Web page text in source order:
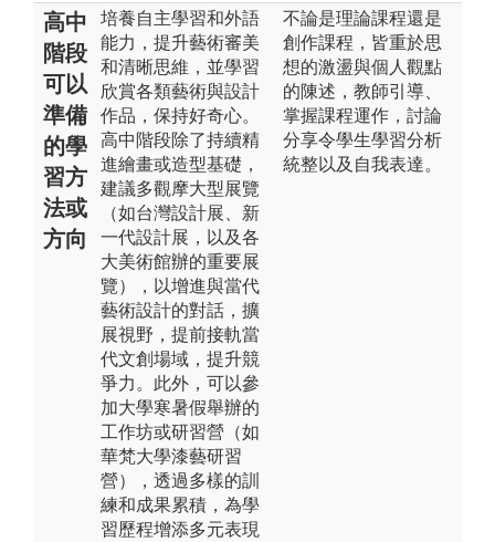
高中
階段
可以
準備
的學
習方
法或
方向
培養自主學習和外語
能力，提升藝術審美
和清晰思維，並學習
欣賞各類藝術與設計
作品，保持好奇心。
高中階段除了持續精
進繪畫或造型基礎，
建議多觀摩大型展覽
（如台灣設計展、新
一代設計展，以及各
大美術館辦的重要展
覽），以增進與當代
藝術設計的對話，擴
展視野，提前接軌當
代文創場域，提升競
爭力。此外，可以參
加大學寒暑假舉辦的
工作坊或研習營（如
華梵大學漆藝研習
營），透過多樣的訓
練和成果累積，為學
習歷程增添多元表現
不論是理論課程還是
創作課程，皆重於思
想的激盪與個人觀點
的陳述，教師引導、
掌握課程運作，討論
分享令學生學習分析
統整以及自我表達。